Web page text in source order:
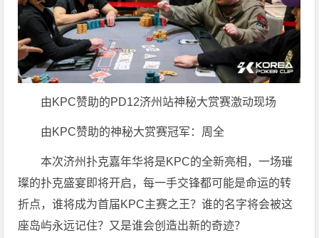
由KPC赞助的PD12济州站神秘大赏赛激动现场
由KPC赞助的神秘大赏赛冠军：周全
本次济州扑克嘉年华将是KPC的全新亮相，一场璀
璨的扑克盛宴即将开启，每一手交锋都可能是命运的转
折点，谁将成为首届KPC主赛之王？谁的名字将会被这
座岛屿永远记住？又是谁会创造出新的奇迹？